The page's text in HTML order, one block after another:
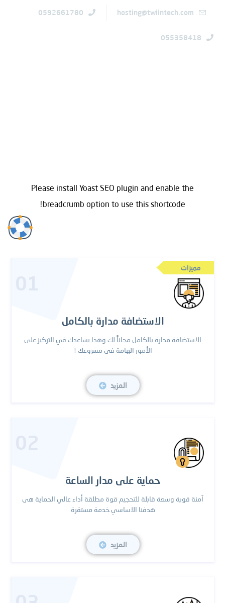
hosting@twiintech.com
0592661780
055358418
Please install Yoast SEO plugin and enable the
breadcrumb option to use this shortcode!
الاستضافة مدارة بالكامل
مميزات
الاستضافة مدارة بالكامل مجاناً لك وهذا يساعدك في التركيز على
الأمور الهامة في مشروعك !
المزيد
حماية على مدار الساعة
آمنة قوية وسعة قابلة للتحجيم قوة مطلقة أداء عالي الحماية هى
هدفنا الاساسي خدمة مستقرة
المزيد